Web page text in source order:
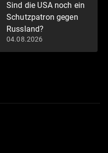
Sind die USA noch ein
Schutzpatron gegen
Russland?
04.08.2026